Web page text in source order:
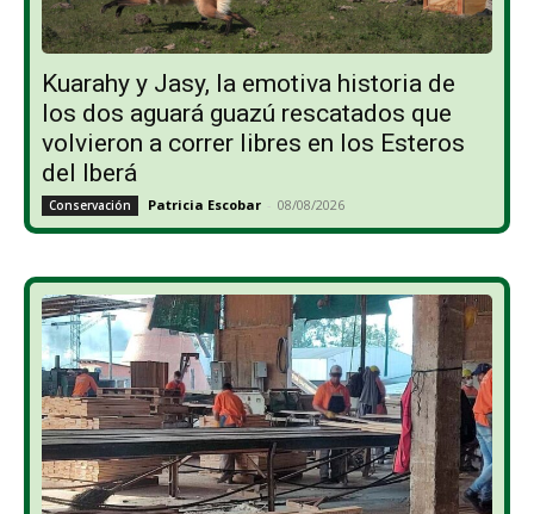
Kuarahy y Jasy, la emotiva historia de
los dos aguará guazú rescatados que
volvieron a correr libres en los Esteros
del Iberá
Conservación Patricia Escobar - 08/08/2026